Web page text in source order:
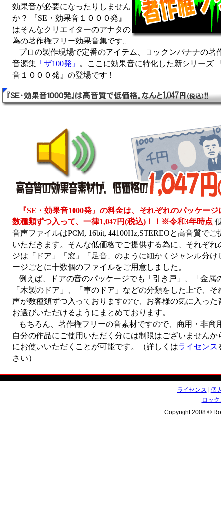
効果音が必要になったりしません
か？ 『SE・効果音１０００発』
はそんなクリエイターのアナタの
為の著作権フリー効果音集です。
プロの製作現場で定番のアイテム、ロックンバナナの著
音源集 「ザ100発」
。ここに効果音に特化した新シリーズ
音１０００発』の登場です！
『SE・効果音1000発』の料金は、それぞれのパッケー
数種類ずつ入って、一律1,047円(税込)！！※令和3年時点
音声ファイルはPCM, 16bit, 44100Hz,STEREOと高音質でご
いただきます。そんな低価格でご提供する為に、それぞれ
ジは「ドア」「窓」「足音」のように細かくジャンル分け
ージごとに十数個のファイルをご用意しました。
例えば、ドアの音のパッケージでも「引き戸」、「金属
「木製のドア」、「車のドア」などの分類をした上で、そ
声が数種類ずつ入っておりますので、お客様の気に入った
お選びいただけるようにまとめております。
もちろん、著作権フリーの音素材ですので、商用・非商
自分の作品にご使用いただく分には制限はございませんか
にお使いいただくことが可能です。（詳しくはライセンス
さい）
ライセンス
個
ロック
Copyright 2008 ©